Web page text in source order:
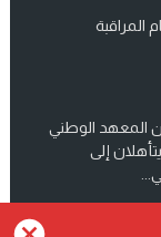
المراقبة
المعهد الوطني
إلى